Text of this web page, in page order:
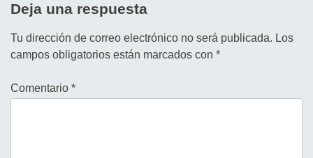
Deja una respuesta
Tu dirección de correo electrónico no será publicada. Los
campos obligatorios están marcados con *
Comentario *